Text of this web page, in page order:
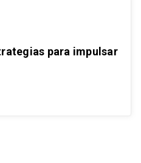
para impulsar